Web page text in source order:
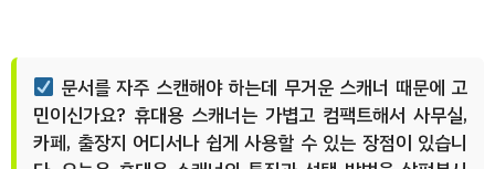
문서를 자주 스캔해야 하는데 무거운 스캐너 때문에 고
민이신가요? 휴대용 스캐너는 가볍고 컴팩트해서 사무실,
카페, 출장지 어디서나 쉽게 사용할 수 있는 장점이 있습니